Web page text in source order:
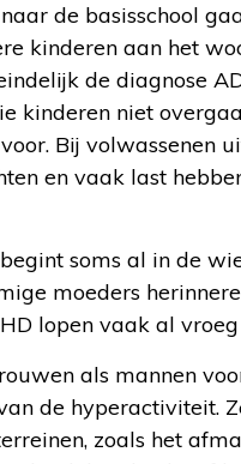
de basisschool
kinderen aan het
de diagnose
kinderen niet
Bij volwassenen
en vaak last
soms al in de
moeders
lopen vaak al
als mannen
de hyperactiviteit.
zoals het